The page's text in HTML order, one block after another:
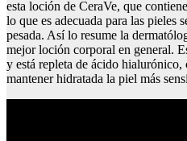
esta loción de CeraVe, que
lo que es adecuada para las pieles
pesada. Así lo resume la
mejor loción corporal en general.
y está repleta de ácido hialurónico,
mantener hidratada la piel más